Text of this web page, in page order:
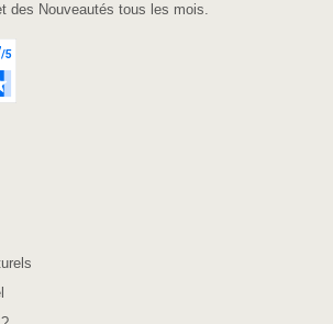
des Nouveautés tous les mois.